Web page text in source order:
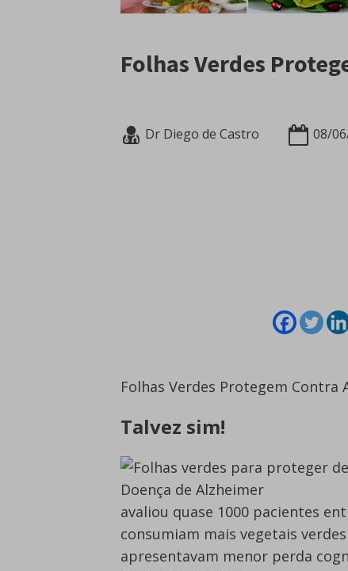
Folhas Verdes
Dr Diego de Castro 08/
Folhas Verdes Protegem Contra
Talvez sim!
avaliou quase 1000 pacientes
consumiam mais vegetais
apresentavam menor perda